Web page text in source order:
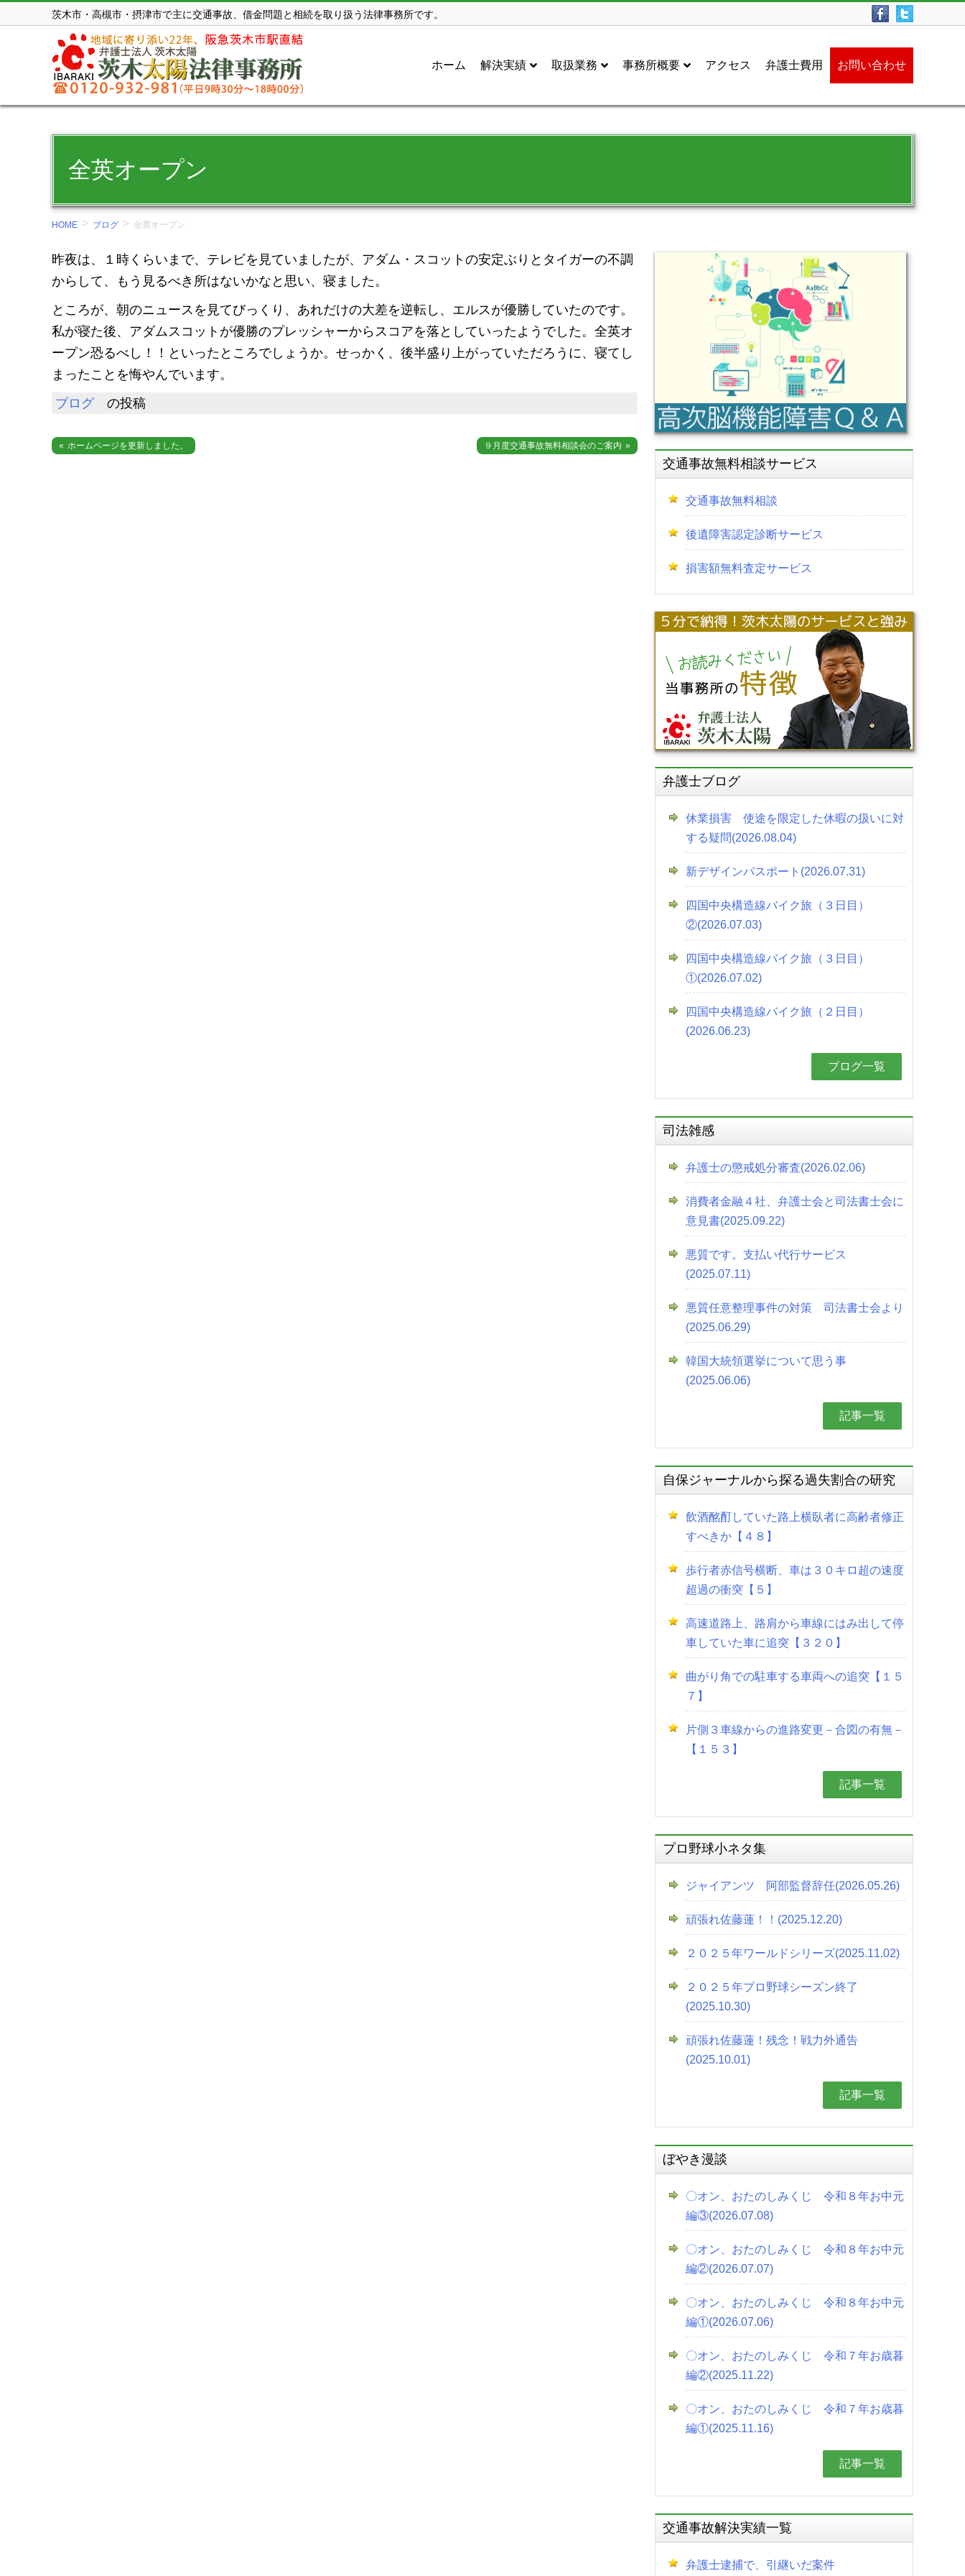
茨木市・高槻市・摂津市で主に交通事故、借金問題と相続を取り扱う法律事務所です。
ホーム 解決実績 取扱業務 事務所概要 アクセス 弁護士費用 お問い合わせ
全英オープン
HOME > ブログ > 全英オープン
昨夜は、１時くらいまで、テレビを見ていましたが、アダム・スコットの安定ぶりとタイガーの不調
からして、もう見るべき所はないかなと思い、寝ました。
ところが、朝のニュースを見てびっくり、あれだけの大差を逆転し、エルスが優勝していたのです。
私が寝た後、アダムスコットが優勝のプレッシャーからスコアを落としていったようでした。全英オ
ープン恐るべし！！といったところでしょうか。せっかく、後半盛り上がっていただろうに、寝てし
まったことを悔やんでいます。
ブログの投稿
投ホームページを更新しました。 ９月度交通事故無料相談会のご案内
交通事故無料相談サービス
交通事故無料相談
後遺障害認定診断サービス
損害額無料査定サービス
弁護士ブログ
休業損害 使途を限定した休暇の扱いに対
する疑問(2026.08.04)
新デザインパスポート(2026.07.31)
四国中央構造線バイク旅（３日目）
②(2026.07.03)
四国中央構造線バイク旅（３日目）
①(2026.07.02)
四国中央構造線バイク旅（２日目）
(2026.06.23)
ブログ一覧
司法雑感
弁護士の懲戒処分審査(2026.02.06)
消費者金融４社、弁護士会と司法書士会に
意見書(2025.09.22)
悪質です。支払い代行サービス
(2025.07.11)
悪質任意整理事件の対策 司法書士会より
(2025.06.29)
韓国大統領選挙について思う事
(2025.06.06)
記事一覧
自保ジャーナルから探る過失割合の研究
飲酒酩酊していた路上横臥者に高齢者修正
すべきか【４８】
歩行者赤信号横断、車は３０キロ超の速度
超過の衝突【５】
高速道路上、路肩から車線にはみ出して停
車していた車に追突【３２０】
曲がり角での駐車する車両への追突【１５
７】
片側３車線からの進路変更－合図の有無－
【１５３】
記事一覧
プロ野球小ネタ集
ジャイアンツ 阿部監督辞任(2026.05.26)
頑張れ佐藤蓮！！(2025.12.20)
２０２５年ワールドシリーズ(2025.11.02)
２０２５年プロ野球シーズン終了
(2025.10.30)
頑張れ佐藤蓮！残念！戦力外通告
(2025.10.01)
記事一覧
ぼやき漫談
〇オン、おたのしみくじ 令和８年お中元
編③(2026.07.08)
〇オン、おたのしみくじ 令和８年お中元
編②(2026.07.07)
〇オン、おたのしみくじ 令和８年お中元
編①(2026.07.06)
〇オン、おたのしみくじ 令和７年お歳暮
編②(2025.11.22)
〇オン、おたのしみくじ 令和７年お歳暮
編①(2025.11.16)
記事一覧
交通事故解決実績一覧
弁護士逮捕で、引継いだ案件